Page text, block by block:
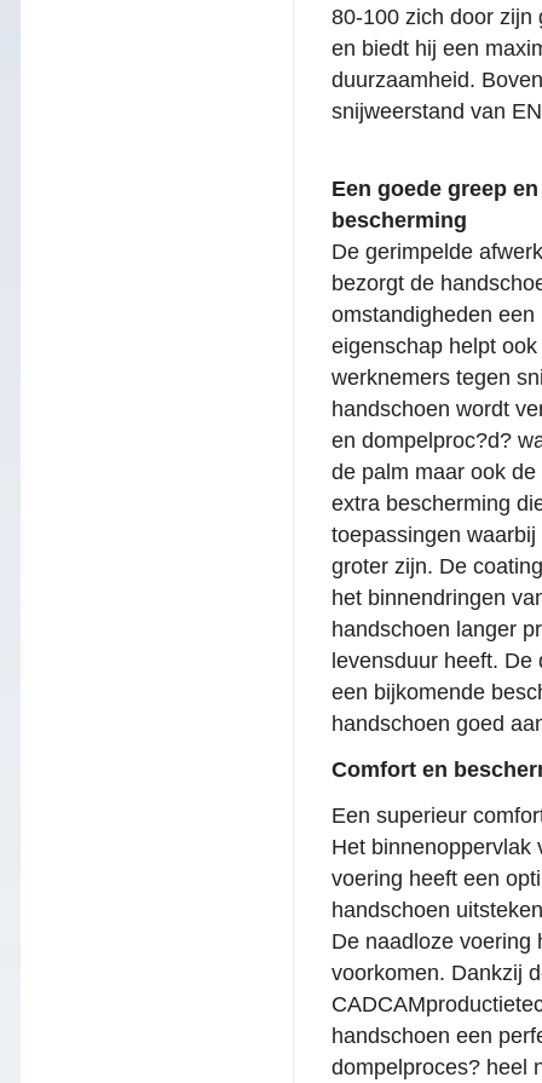
80-100 zich door zijn
en biedt hij een
duurzaamheid.
snijweerstand van
Een goede greep
bescherming
De gerimpelde
bezorgt de
omstandigheden
eigenschap helpt
werknemers tegen
handschoen wordt
en dompelproc?d?
de palm maar ook
extra bescherming
toepassingen
groter zijn. De
het binnendringen
handschoen langer
levensduur heeft.
een bijkomende
handschoen goed
Comfort en
Een superieur
Het binnenoppervlak
voering heeft een
handschoen
De naadloze voering
voorkomen. Dankzij
handschoen een
dompelproces? heel